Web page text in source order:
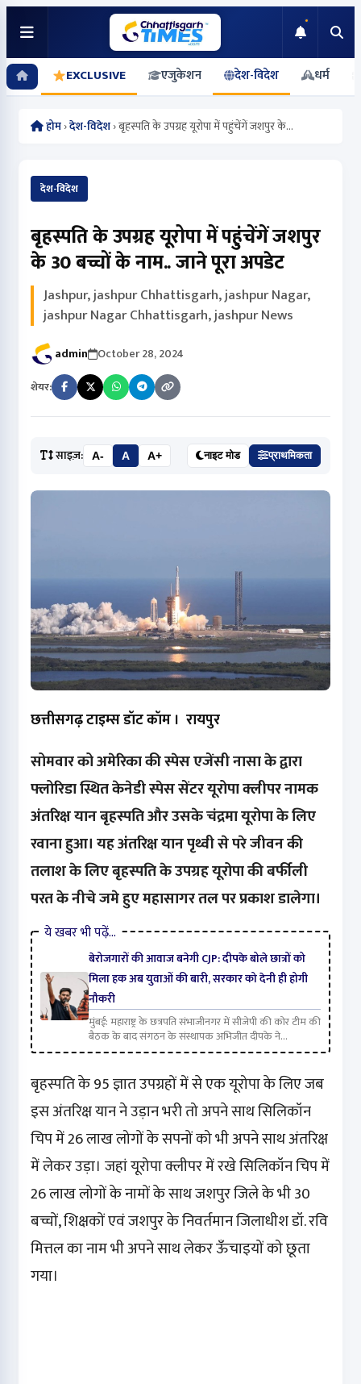
EXCLUSIVE एजुकेशन देश-विदेश धर्म
होम›देश-विदेश›बृहस्पति के उपग्रह यूरोपा में पहुंचेंगें जशपुर के...
देश-विदेश
बृहस्पति के उपग्रह यूरोपा में पहुंचेंगें जशपुर
के 30 बच्चों के नाम.. जाने पूरा अपडेट
Jashpur, jashpur Chhattisgarh, jashpur Nagar,
jashpur Nagar Chhattisgarh, jashpur News
admin October 28, 2024
शेयर:
साइज़: A- A A+ नाइट मोड प्राथमिकता
छत्तीसगढ़ टाइम्स डॉट कॉम । रायपुर
सोमवार को अमेरिका की स्पेस एजेंसी नासा के द्वारा
फ्लोरिडा स्थित केनेडी स्पेस सेंटर यूरोपा क्लीपर नामक
अंतरिक्ष यान बृहस्पति और उसके चंद्रमा यूरोपा के लिए
रवाना हुआ। यह अंतरिक्ष यान पृथ्वी से परे जीवन की
तलाश के लिए बृहस्पति के उपग्रह यूरोपा की बर्फीली
परत के नीचे जमे हुए महासागर तल पर प्रकाश डालेगा।
ये खबर भी पढ़ें…
बेरोजगारों की आवाज बनेगी CJP: दीपके बोले छात्रों को
मिला हक अब युवाओं की बारी, सरकार को देनी ही होगी
नौकरी
मुंबई: महाराष्ट्र के छत्रपति संभाजीनगर में सीजेपी की कोर टीम की
बैठक के बाद संगठन के संस्थापक अभिजीत दीपके ने...
बृहस्पति के 95 ज्ञात उपग्रहों में से एक यूरोपा के लिए जब
इस अंतरिक्ष यान ने उड़ान भरी तो अपने साथ सिलिकॉन
चिप में 26 लाख लोगों के सपनों को भी अपने साथ अंतरिक्ष
में लेकर उड़ा। जहां यूरोपा क्लीपर में रखे सिलिकॉन चिप में
26 लाख लोगों के नामों के साथ जशपुर जिले के भी 30
बच्चों, शिक्षकों एवं जशपुर के निवर्तमान जिलाधीश डॉ. रवि
मित्तल का नाम भी अपने साथ लेकर ऊँचाइयों को छूता
गया।